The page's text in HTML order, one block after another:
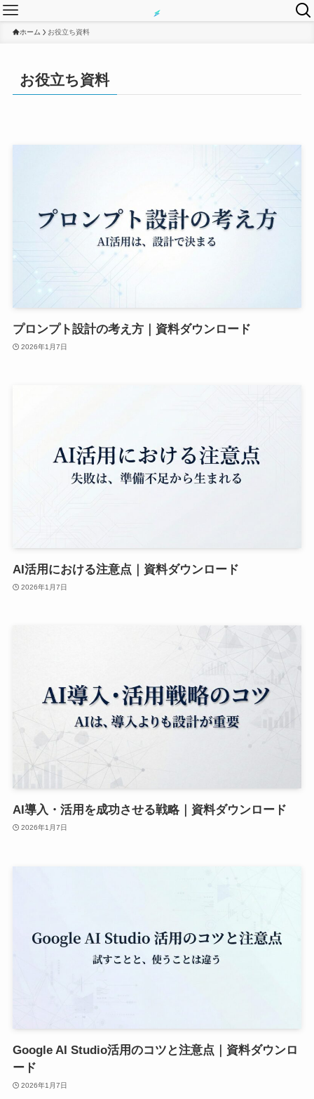
ホーム お役立ち資料
お役立ち資料
プロンプト設計の考え方｜資料ダウンロード
2026年1月7日
AI活用における注意点｜資料ダウンロード
2026年1月7日
AI導入・活用を成功させる戦略｜資料ダウンロード
2026年1月7日
Google AI Studio活用のコツと注意点｜資料ダウンロ
ード
2026年1月7日